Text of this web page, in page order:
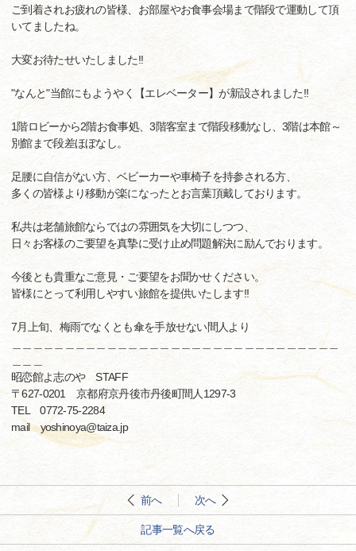
ご到着されお疲れの皆様、お部屋やお食事会場まで階段で運動して頂
いてましたね。
大変お待たせいたしました!!
"なんと"当館にもようやく【エレベーター】が新設されました!!
1階ロビーから2階お食事処、3階客室まで階段移動なし、3階は本館～
別館まで段差ほぼなし。
足腰に自信がない方、ベビーカーや車椅子を持参される方、
多くの皆様より移動が楽になったとお言葉頂戴しております。
私共は老舗旅館ならではの雰囲気を大切にしつつ、
日々お客様のご要望を真摯に受け止め問題解決に励んでおります。
今後とも貴重なご意見・ご要望をお聞かせください。
皆様にとって利用しやすい旅館を提供いたします!!
7月上旬、梅雨でなくとも傘を手放せない間人より
＿＿＿＿＿＿＿＿＿＿＿＿＿＿＿＿＿＿＿＿＿＿＿＿＿＿＿＿＿＿＿
昭恋館よ志のや STAFF
〒627-0201 京都府京丹後市丹後町間人1297-3
TEL 0772-75-2284
mail yoshinoya@taiza.jp
前へ 次へ
記事一覧へ戻る